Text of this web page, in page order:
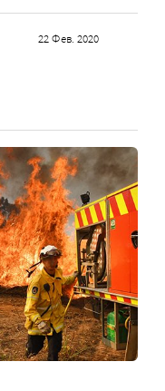
22 Фев. 2020